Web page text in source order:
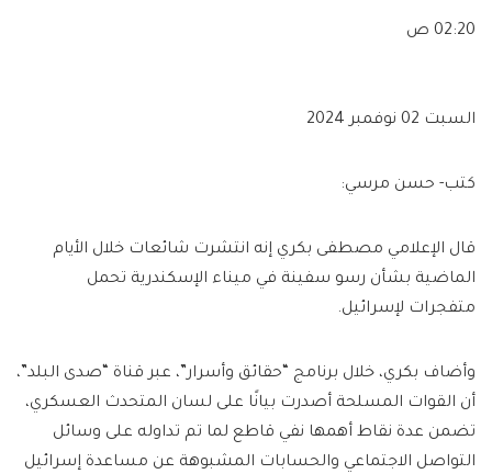
02:20 ص
السبت 02 نوفمبر 2024
كتب- حسن مرسي:
قال الإعلامي مصطفى بكري إنه انتشرت شائعات خلال الأيام
الماضية بشأن رسو سفينة في ميناء الإسكندرية تحمل
متفجرات لإسرائيل.
وأضاف بكري، خلال برنامج “حقائق وأسرار”، عبر قناة “صدى البلد”،
أن القوات المسلحة أصدرت بيانًا على لسان المتحدث العسكري،
تضمن عدة نقاط أهمها نفي قاطع لما تم تداوله على وسائل
التواصل الاجتماعي والحسابات المشبوهة عن مساعدة إسرائيل